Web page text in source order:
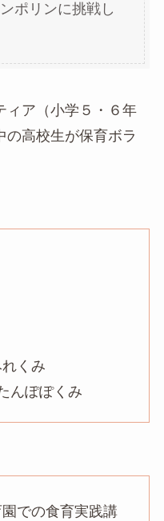
ポリンに挑戦し
ア（小学５・６年
の高校生が保育ボラ
くみ
んぽぽくみ
での食育実践講